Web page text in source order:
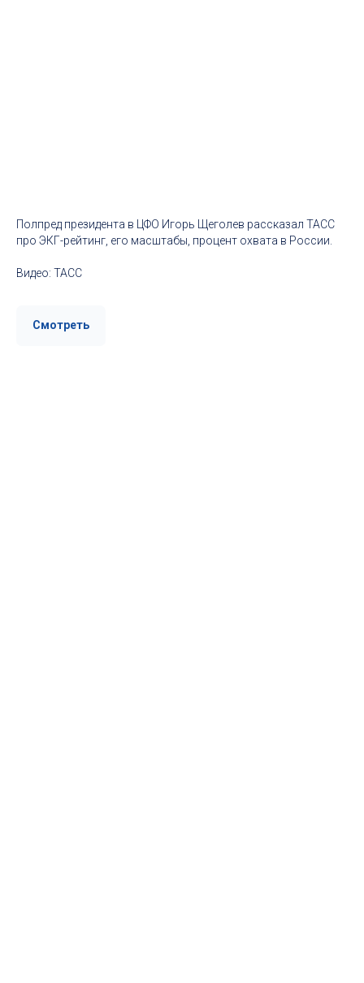
Полпред президента в ЦФО Игорь Щеголев рассказал ТАСС
про ЭКГ-рейтинг, его масштабы, процент охвата в России.
Видео: ТАСС
Смотреть